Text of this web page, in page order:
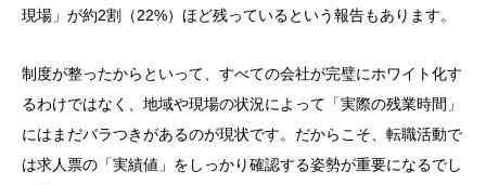
現場」が約2割（22%）ほど残っているという報告もあります。
制度が整ったからといって、すべての会社が完璧にホワイト化す
るわけではなく、地域や現場の状況によって「実際の残業時間」
にはまだバラつきがあるのが現状です。だからこそ、転職活動で
は求人票の「実績値」をしっかり確認する姿勢が重要になるでし